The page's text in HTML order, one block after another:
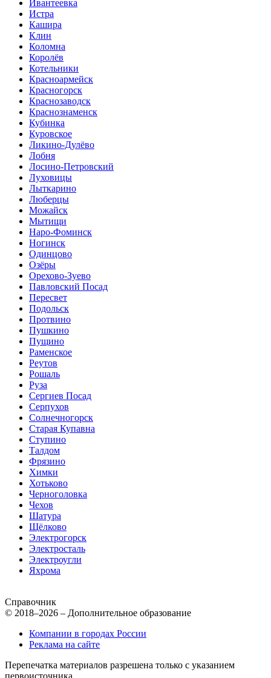
Ивантеевка
Истра
Кашира
Клин
Коломна
Королёв
Котельники
Красноармейск
Красногорск
Краснозаводск
Краснознаменск
Кубинка
Куровское
Ликино-Дулёво
Лобня
Лосино-Петровский
Луховицы
Лыткарино
Люберцы
Можайск
Мытищи
Наро-Фоминск
Ногинск
Одинцово
Озёры
Орехово-Зуево
Павловский Посад
Пересвет
Подольск
Протвино
Пушкино
Пущино
Раменское
Реутов
Рошаль
Руза
Сергиев Посад
Серпухов
Солнечногорск
Старая Купавна
Ступино
Талдом
Фрязино
Химки
Хотьково
Черноголовка
Чехов
Шатура
Щёлково
Электрогорск
Электросталь
Электроугли
Яхрома
Справочник
© 2018–2026 – Дополнительное образование
Компании в городах России
Реклама на сайте
Перепечатка материалов разрешена только с указанием
первоисточника